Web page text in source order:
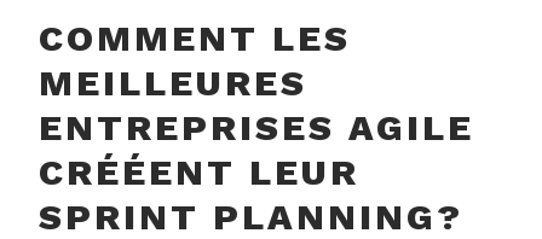
COMMENT LES
MEILLEURES
ENTREPRISES AGILE
CRÉÉENT LEUR
SPRINT PLANNING?